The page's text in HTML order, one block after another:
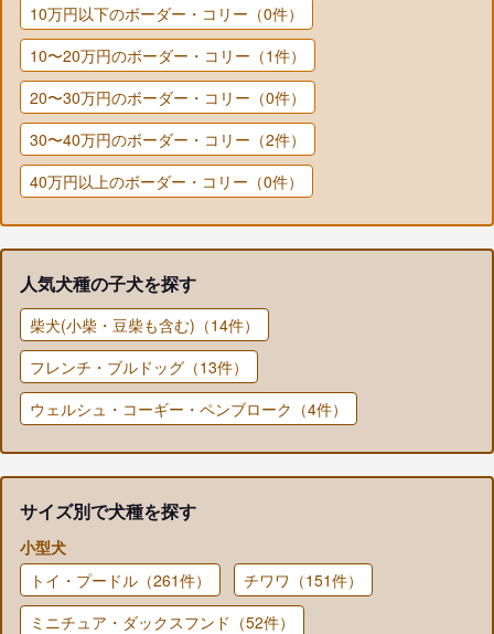
10万円以下のボーダー・コリー（0件）
10〜20万円のボーダー・コリー（1件）
20〜30万円のボーダー・コリー（0件）
30〜40万円のボーダー・コリー（2件）
40万円以上のボーダー・コリー（0件）
人気犬種の子犬を探す
柴犬(小柴・豆柴も含む)（14件）
フレンチ・ブルドッグ（13件）
ウェルシュ・コーギー・ペンブローク（4件）
サイズ別で犬種を探す
小型犬
トイ・プードル（261件）
チワワ（151件）
ミニチュア・ダックスフンド（52件）